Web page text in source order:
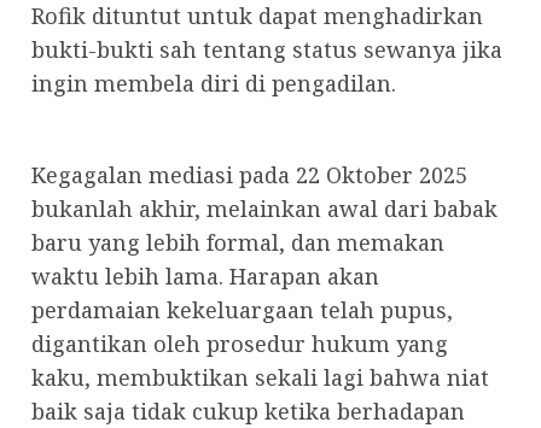
Rofik dituntut untuk dapat menghadirkan
bukti-bukti sah tentang status sewanya jika
ingin membela diri di pengadilan.
Kegagalan mediasi pada 22 Oktober 2025
bukanlah akhir, melainkan awal dari babak
baru yang lebih formal, dan memakan
waktu lebih lama. Harapan akan
perdamaian kekeluargaan telah pupus,
digantikan oleh prosedur hukum yang
kaku, membuktikan sekali lagi bahwa niat
baik saja tidak cukup ketika berhadapan